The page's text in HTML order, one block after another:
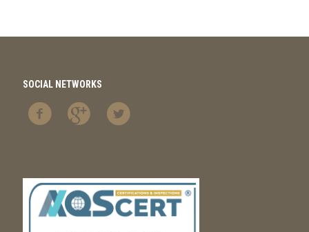
SOCIAL NETWORKS